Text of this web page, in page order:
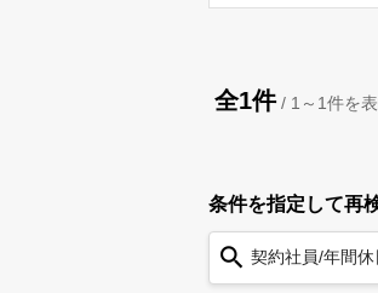
全1件/ 1～1件を
条件を指定して再
契約社員/年間